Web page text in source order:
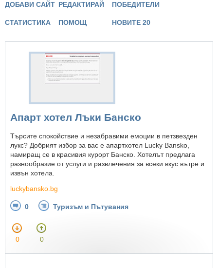
ДОБАВИ САЙТ РЕДАКТИРАЙ ПОБЕДИТЕЛИ
СТАТИСТИКА ПОМОЩ НОВИТЕ 20
Апарт хотел Лъки Банско
Търсите спокойствие и незабравими емоции в петзвезден
лукс? Добрият избор за вас е апартхотел Lucky Bansko,
намиращ се в красивия курорт Банско. Хотелът предлага
разнообразие от услуги и развлечения за всеки вкус вътре и
извън хотела.
luckybansko.bg
0 Туризъм и Пътувания
0 0